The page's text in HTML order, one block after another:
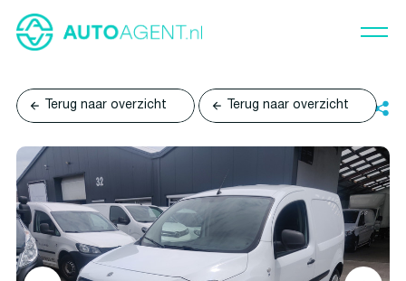
Terug naar overzicht Terug naar overzicht